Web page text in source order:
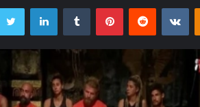
Twitter LinkedInTumblr PinterestReddit